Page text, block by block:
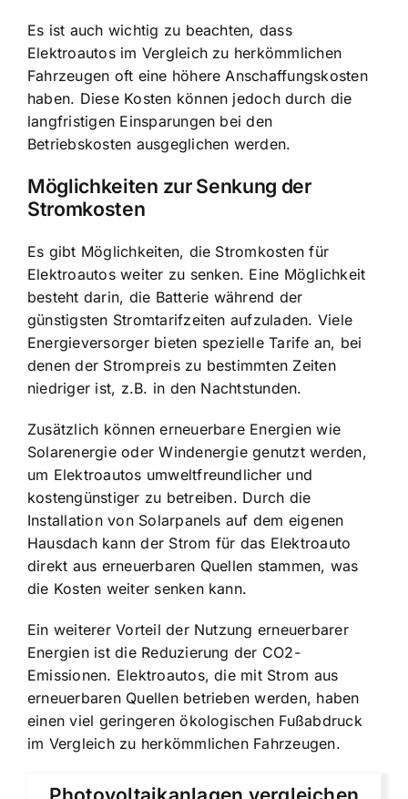
Es ist auch wichtig zu beachten, dass
Elektroautos im Vergleich zu herkömmlichen
Fahrzeugen oft eine höhere Anschaffungskosten
haben. Diese Kosten können jedoch durch die
langfristigen Einsparungen bei den
Betriebskosten ausgeglichen werden.
Möglichkeiten zur Senkung der
Stromkosten
Es gibt Möglichkeiten, die Stromkosten für
Elektroautos weiter zu senken. Eine Möglichkeit
besteht darin, die Batterie während der
günstigsten Stromtarifzeiten aufzuladen. Viele
Energieversorger bieten spezielle Tarife an, bei
denen der Strompreis zu bestimmten Zeiten
niedriger ist, z.B. in den Nachtstunden.
Zusätzlich können erneuerbare Energien wie
Solarenergie oder Windenergie genutzt werden,
um Elektroautos umweltfreundlicher und
kostengünstiger zu betreiben. Durch die
Installation von Solarpanels auf dem eigenen
Hausdach kann der Strom für das Elektroauto
direkt aus erneuerbaren Quellen stammen, was
die Kosten weiter senken kann.
Ein weiterer Vorteil der Nutzung erneuerbarer
Energien ist die Reduzierung der CO2-
Emissionen. Elektroautos, die mit Strom aus
erneuerbaren Quellen betrieben werden, haben
einen viel geringeren ökologischen Fußabdruck
im Vergleich zu herkömmlichen Fahrzeugen.